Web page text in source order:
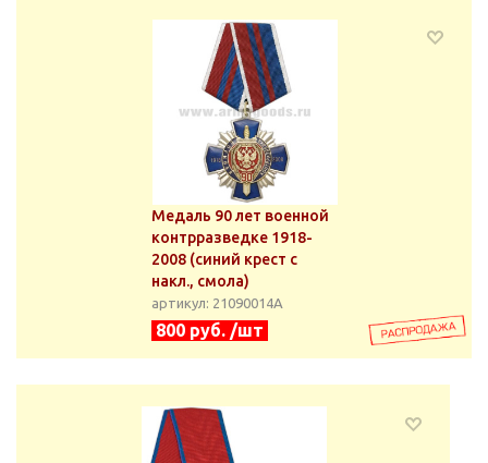
Медаль 90 лет военной
контрразведке 1918-
2008 (синий крест с
накл., смола)
артикул: 21090014А
800 руб. /шт